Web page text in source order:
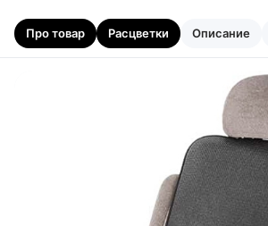
Про товар Расцветки Описание